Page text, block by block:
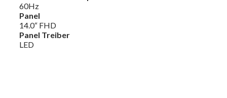
60Hz
Panel
14.0“ FHD
Panel Treiber
LED